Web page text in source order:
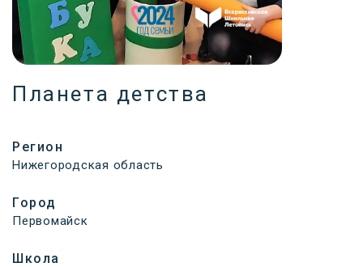
Планета детства
Регион
Нижегородская область
Город
Первомайск
Школа